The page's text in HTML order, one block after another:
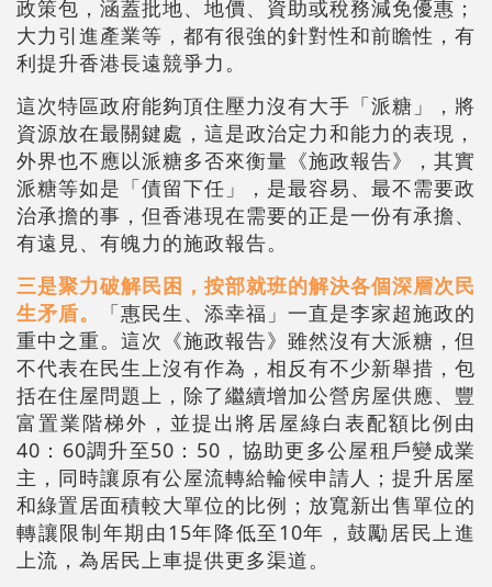
政策包，涵蓋批地、地價、資助或稅務減免優惠；
大力引進產業等，都有很強的針對性和前瞻性，有
利提升香港長遠競爭力。
這次特區政府能夠頂住壓力沒有大手「派糖」，將
資源放在最關鍵處，這是政治定力和能力的表現，
外界也不應以派糖多否來衡量《施政報告》，其實
派糖等如是「債留下任」，是最容易、最不需要政
治承擔的事，但香港現在需要的正是一份有承擔、
有遠見、有魄力的施政報告。
三是聚力破解民困，按部就班的解決各個深層次民
生矛盾。
「惠民生、添幸福」一直是李家超施政的
重中之重。這次《施政報告》雖然沒有大派糖，但
不代表在民生上沒有作為，相反有不少新舉措，包
括在住屋問題上，除了繼續增加公營房屋供應、豐
富置業階梯外，並提出將居屋綠白表配額比例由
40：60調升至50：50，協助更多公屋租戶變成業
主，同時讓原有公屋流轉給輪候申請人；提升居屋
和綠置居面積較大單位的比例；放寬新出售單位的
轉讓限制年期由15年降低至10年，鼓勵居民上進
上流，為居民上車提供更多渠道。